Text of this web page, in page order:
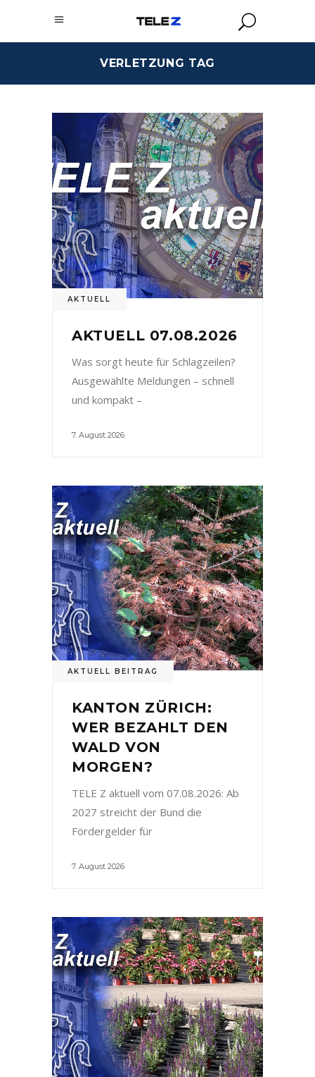
VERLETZUNG TAG
AKTUELL
AKTUELL 07.08.2026
Was sorgt heute für Schlagzeilen?
Ausgewählte Meldungen – schnell
und kompakt –
7. August 2026
AKTUELL BEITRAG
KANTON ZÜRICH:
WER BEZAHLT DEN
WALD VON
MORGEN?
TELE Z aktuell vom 07.08.2026: Ab
2027 streicht der Bund die
Fördergelder für
7. August 2026